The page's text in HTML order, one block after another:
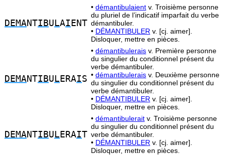
DEMANTIBU LAI ENT
• démantibulaient v. Troisième personne
du pluriel de l’indicatif imparfait du verbe
démantibuler.
• DÉMANTIBULER v. [cj. aimer].
Disloquer, mettre en pièces.
DEMANTIBU L ERAIS
• démantibulerais v. Première personne
du singulier du conditionnel présent du
verbe démantibuler.
• démantibulerais v. Deuxième personne
du singulier du conditionnel présent du
verbe démantibuler.
• DÉMANTIBULER v. [cj. aimer].
Disloquer, mettre en pièces.
DEMANTIBU L ERAIT
• démantibulerait v. Troisième personne
du singulier du conditionnel présent du
verbe démantibuler.
• DÉMANTIBULER v. [cj. aimer].
Disloquer, mettre en pièces.